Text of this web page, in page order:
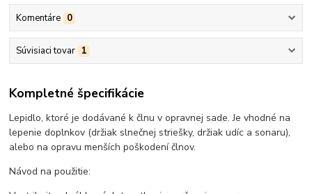
Komentáre 0
Súvisiaci tovar 1
Kompletné špecifikácie
Lepidlo, ktoré je dodávané k člnu v opravnej sade. Je vhodné na
lepenie doplnkov (držiak slnečnej striešky, držiak udíc a sonaru),
alebo na opravu menších poškodení člnov.
Návod na použitie: